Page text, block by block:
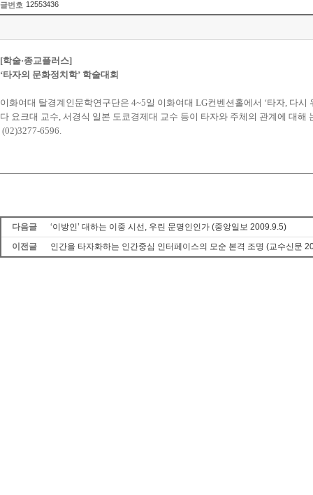
글번호 12553436
[학술·종교플러스]
‘타자의 문화정치학’ 학술대회
이화여대 탈경계인문학연구단은 4~5일 이화여대 LG컨벤션홀에서 ‘타자, 다
다 요크대 교수, 서경식 일본 도쿄경제대 교수 등이 타자와 주체의 관계에 대
(02)3277-6596.
다음글
‘이방인’ 대하는 이중 시선, 우린 문명인인가 (중앙일보 2009.9.5)
이전글
인간을 타자화하는 인간중심 인터페이스의 모순 본격 조명 (교수신문